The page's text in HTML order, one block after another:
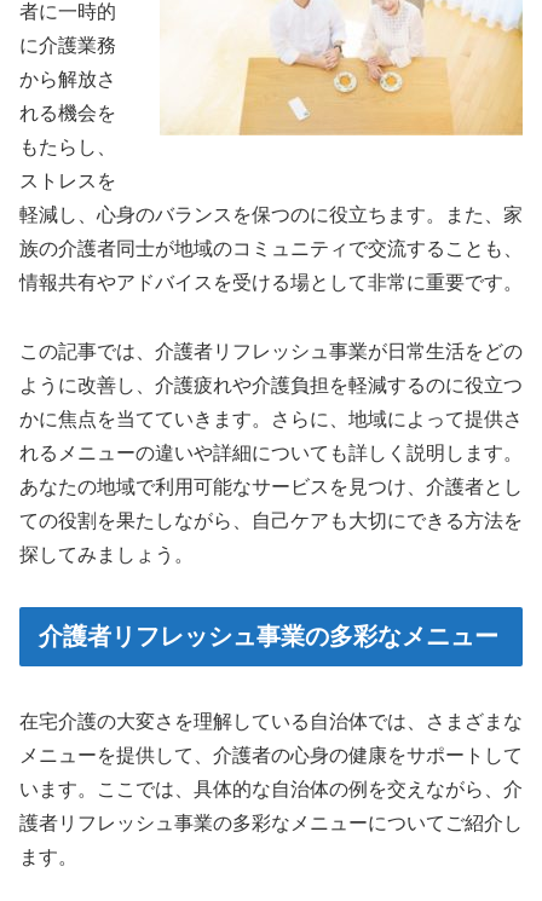
者に一時的
に介護業務
から解放さ
れる機会を
もたらし、
ストレスを
軽減し、心身のバランスを保つのに役立ちます。また、家
族の介護者同士が地域のコミュニティで交流することも、
情報共有やアドバイスを受ける場として非常に重要です。
この記事では、介護者リフレッシュ事業が日常生活をどの
ように改善し、介護疲れや介護負担を軽減するのに役立つ
かに焦点を当てていきます。さらに、地域によって提供さ
れるメニューの違いや詳細についても詳しく説明します。
あなたの地域で利用可能なサービスを見つけ、介護者とし
ての役割を果たしながら、自己ケアも大切にできる方法を
探してみましょう。
介護者リフレッシュ事業の多彩なメニュー
在宅介護の大変さを理解している自治体では、さまざまな
メニューを提供して、介護者の心身の健康をサポートして
います。ここでは、具体的な自治体の例を交えながら、介
護者リフレッシュ事業の多彩なメニューについてご紹介し
ます。